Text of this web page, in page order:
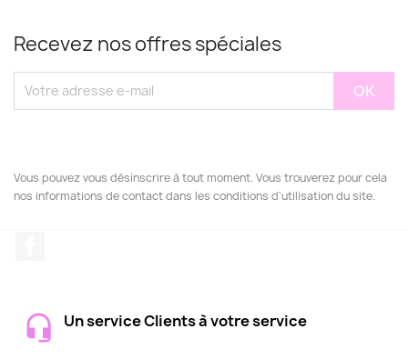
Recevez nos offres spéciales
Vous pouvez vous désinscrire à tout moment. Vous trouverez pour cela
nos informations de contact dans les conditions d'utilisation du site.
Un service Clients à votre service